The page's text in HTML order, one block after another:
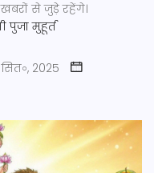
से जुड़े रहेंगे।
पुजा मुहूर्त
2025